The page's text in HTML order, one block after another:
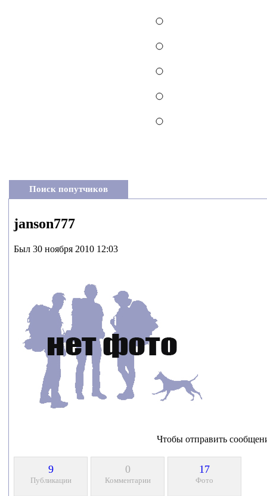
Поиск попутчиков
janson777
Был 30 ноября 2010 12:03
Чтобы отправить
9
Публикации
0
Комментарии
17
Фото